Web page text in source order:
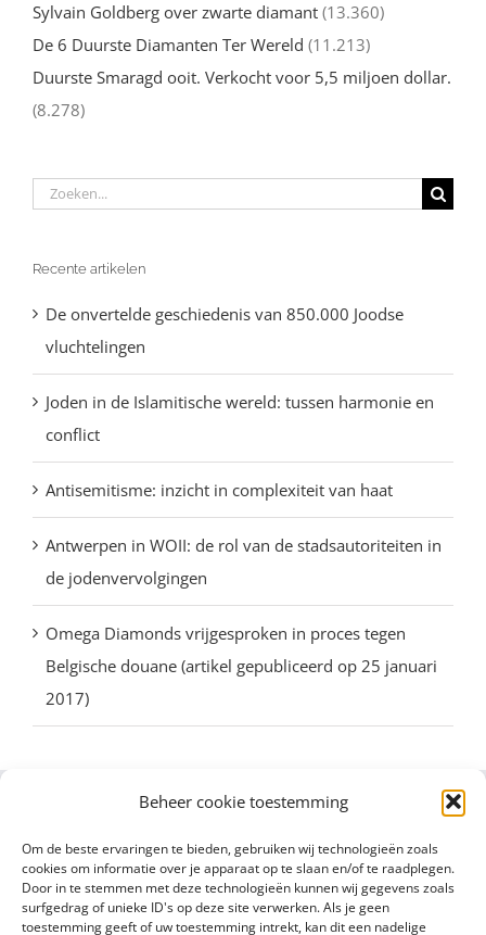
Beheer cookie toestemming
Om de beste ervaringen te bieden, gebruiken wij technologieën zoals
cookies om informatie over je apparaat op te slaan en/of te raadplegen.
Door in te stemmen met deze technologieën kunnen wij gegevens zoals
surfgedrag of unieke ID's op deze site verwerken. Als je geen
toestemming geeft of uw toestemming intrekt, kan dit een nadelige
Sylvain Goldberg over zwarte diamant (13.360)
De 6 Duurste Diamanten Ter Wereld (11.213)
Duurste Smaragd ooit. Verkocht voor 5,5 miljoen dollar.
(8.278)
Zoeken
Recente artikelen
De onvertelde geschiedenis van 850.000 Joodse
vluchtelingen
Joden in de Islamitische wereld: tussen harmonie en
conflict
Antisemitisme: inzicht in complexiteit van haat
Antwerpen in WOII: de rol van de stadsautoriteiten in
de jodenvervolgingen
Omega Diamonds vrijgesproken in proces tegen
Belgische douane (artikel gepubliceerd op 25 januari
2017)